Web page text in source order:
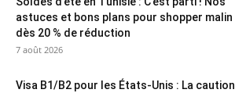
astuces et bons plans pour shopper malin
dès 20 % de réduction
7 août 2026
Visa B1/B2 pour les États-Unis : La caution